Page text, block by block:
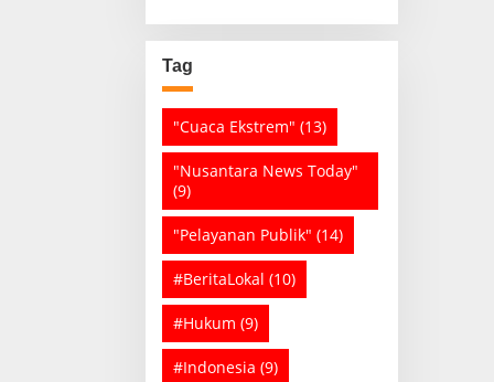
Tag
"Cuaca Ekstrem" (13)
"Nusantara News Today"
(9)
"Pelayanan Publik" (14)
#BeritaLokal (10)
#Hukum (9)
#Indonesia (9)